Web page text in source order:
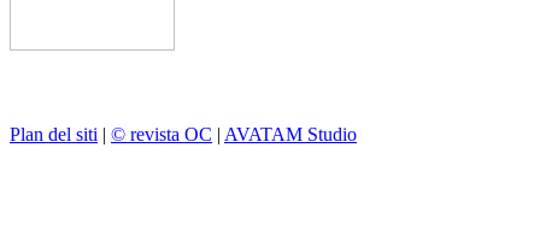
Plan del siti | © revista OC | AVATAM Studio